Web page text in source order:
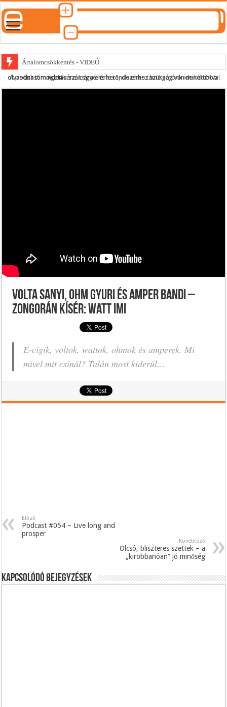
Ártalomcsökkentés - VIDEÓ
E-cigi használati szokások 2.0
A podcast mindenki számára elérhető, de ehhez szükség van minél több olvasónk támogatására.Legyél te is rendszeres támogatónk ide kattintva!
Volta Sanyi, Ohm Gyuri és Amper Bandi –
zongorán kísér: Watt Imi
E-cigik, voltok, wattok, ohmok és amperek. Mi
mivel mit csinál? Talán most kiderül…
Előző
Podcast #054 – Live long and
prosper
Következő
Olcsó, bliszteres szettek – a
„kirobbanóan” jó minőség
Kapcsolódó bejegyzések